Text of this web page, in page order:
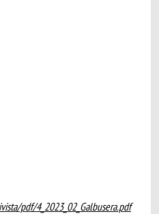
pdf/4_2023_02_Galbusera.pdf